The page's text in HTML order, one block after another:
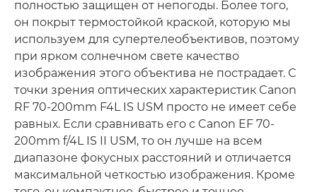
полностью защищен от непогоды. Более того,
он покрыт термостойкой краской, которую мы
используем для супертелеобъективов, поэтому
при ярком солнечном свете качество
изображения этого объектива не пострадает. С
точки зрения оптических характеристик Canon
RF 70-200mm F4L IS USM просто не имеет себе
равных. Если сравнивать его с Canon EF 70-
200mm f/4L IS II USM, то он лучше на всем
диапазоне фокусных расстояний и отличается
максимальной четкостью изображения. Кроме